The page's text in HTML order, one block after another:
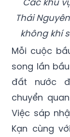
Thái
không khí
Mỗi cuộc
song lần
đất nước
chuyển
Việc sáp
Kạn cùng